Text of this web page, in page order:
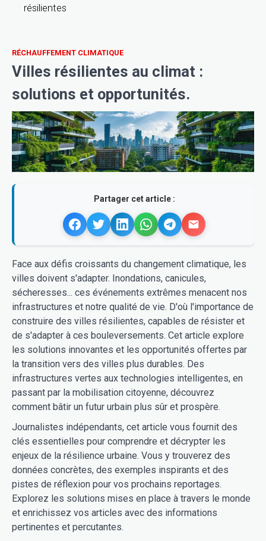
RÉCHAUFFEMENT CLIMATIQUE
Villes résilientes au climat :
solutions et opportunités.
Partager cet article :
Face aux défis croissants du changement climatique, les
villes doivent s'adapter. Inondations, canicules,
sécheresses... ces événements extrêmes menacent nos
infrastructures et notre qualité de vie. D'où l'importance de
construire des villes résilientes, capables de résister et
de s'adapter à ces bouleversements. Cet article explore
les solutions innovantes et les opportunités offertes par
la transition vers des villes plus durables. Des
infrastructures vertes aux technologies intelligentes, en
passant par la mobilisation citoyenne, découvrez
comment bâtir un futur urbain plus sûr et prospère.
Journalistes indépendants, cet article vous fournit des
clés essentielles pour comprendre et décrypter les
enjeux de la résilience urbaine. Vous y trouverez des
données concrètes, des exemples inspirants et des
pistes de réflexion pour vos prochains reportages.
Explorez les solutions mises en place à travers le monde
et enrichissez vos articles avec des informations
pertinentes et percutantes.
résilientes